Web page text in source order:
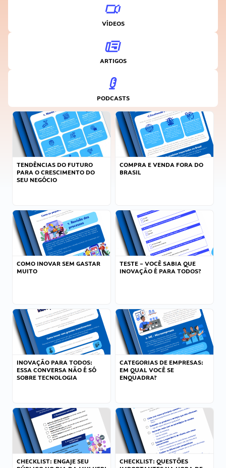
VÍDEOS
ARTIGOS
PODCASTS
TENDÊNCIAS DO FUTURO
PARA O CRESCIMENTO DO
SEU NEGÓCIO
COMPRA E VENDA FORA DO
BRASIL
COMO INOVAR SEM GASTAR
MUITO
TESTE – VOCÊ SABIA QUE
INOVAÇÃO É PARA TODOS?
INOVAÇÃO PARA TODOS:
ESSA CONVERSA NÃO É SÓ
SOBRE TECNOLOGIA
CATEGORIAS DE EMPRESAS:
EM QUAL VOCÊ SE
ENQUADRA?
CHECKLIST: ENGAJE SEU
CHECKLIST: QUESTÕES